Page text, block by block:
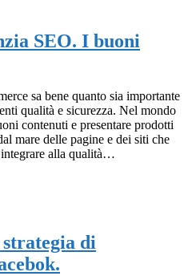
SEO. I buoni
sa bene quanto sia importante
qualità e sicurezza. Nel mondo
contenuti e presentare prodotti
mare delle pagine e dei siti che
alla qualità…
di